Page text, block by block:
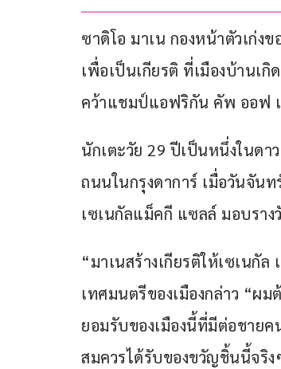
ซาดิโอ มาเน กองหน้าตัวเก่ง
เพื่อเป็นเกียรติ ที่เมืองบ้านเ
คว้าแชมป์แอฟริกัน คัพ ออฟ
นักเตะวัย 29 ปีเป็นหนึ่งในด
ถนนในกรุงดาการ์ เมื่อวันจัน
เซเนกัลแม็คกี แซลล์ มอบรา
“มาเนสร้างเกียรติให้เซเนกั
เทศมนตรีของเมืองกล่าว “ผ
ยอมรับของเมืองนี้ที่มีต่อชาย
สมควรได้รับของขวัญชิ้นนี้จริง